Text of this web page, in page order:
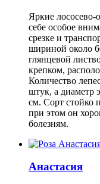
Яркие лососево-
себе особое
срезке и
шириной около
глянцевой
крепком,
Количество
штук, а диаметр
см. Сорт стойко
при этом он
болезням.
Анастасия